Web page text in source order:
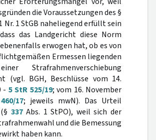
die Voraussetzungen des §
Nr. 1 StGB naheliegend erfüllt sein
das Landgericht diese Norm
erwogen hat, ob es von
Ermessen liegenden
Strafrahmenverschiebung
(vgl. BGH, Beschlüsse vom 14.
- 5 StR 525/19; vom 16. November
17; jeweils mwN). Das Urteil
337Abs. 1 StPO), weil sich der
und die Bemessung
haben kann.